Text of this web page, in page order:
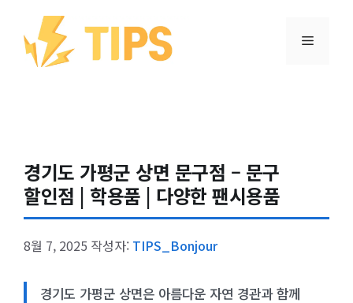
건너뛰기
메뉴
경기도 가평군 상면 문구점 – 문구
할인점 | 학용품 | 다양한 팬시용품
8월 7, 2025 작성자: TIPS_Bonjour
경기도 가평군 상면은 아름다운 자연 경관과 함께